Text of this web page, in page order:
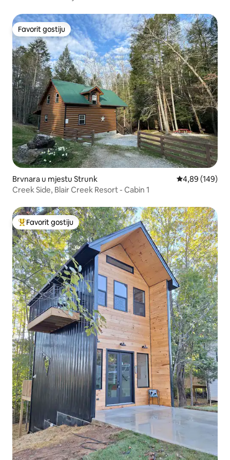
Favorit gostiju
Favorit gostiju
Brvnara u mjestu Strunk prosječna
4,89 (149)
Creek Side, Blair Creek Resort - Cabin 1
Glavni favorit gostiju
Favorit gostiju